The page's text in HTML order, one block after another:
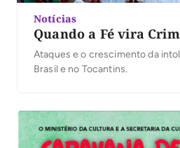
Notícias
Quando a Fé vira
Ataques e o crescimento da
Brasil e no Tocantins.